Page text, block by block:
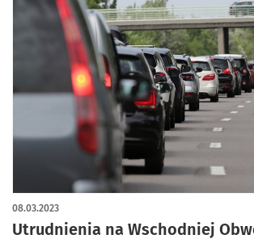
Utrudnienia na Wschodniej
08.03.2023